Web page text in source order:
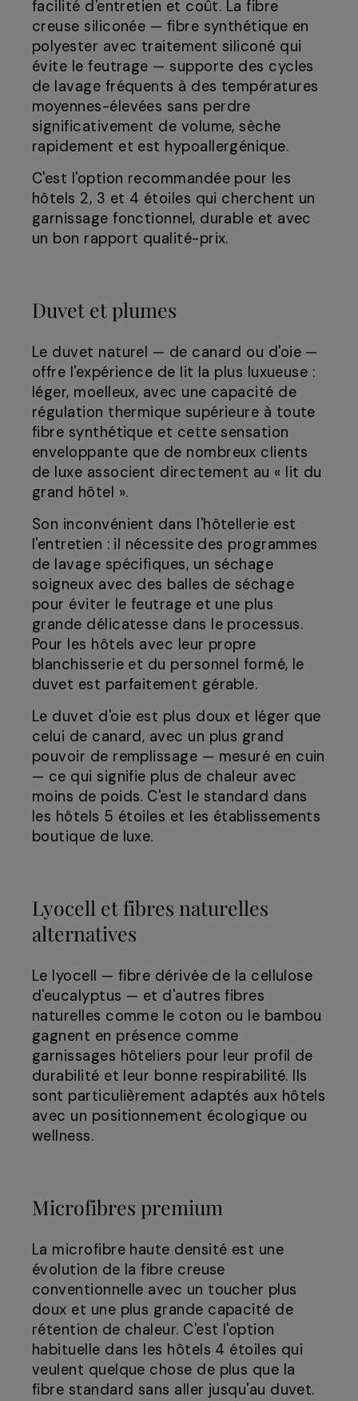
facilité d'entretien et coût. La fibre
creuse siliconée — fibre synthétique en
polyester avec traitement siliconé qui
évite le feutrage — supporte des cycles
de lavage fréquents à des températures
moyennes-élevées sans perdre
significativement de volume, sèche
rapidement et est hypoallergénique.
C'est l'option recommandée pour les
hôtels 2, 3 et 4 étoiles qui cherchent un
garnissage fonctionnel, durable et avec
un bon rapport qualité-prix.
Duvet et plumes
Le duvet naturel — de canard ou d'oie —
offre l'expérience de lit la plus luxueuse :
léger, moelleux, avec une capacité de
régulation thermique supérieure à toute
fibre synthétique et cette sensation
enveloppante que de nombreux clients
de luxe associent directement au « lit du
grand hôtel ».
Son inconvénient dans l'hôtellerie est
l'entretien : il nécessite des programmes
de lavage spécifiques, un séchage
soigneux avec des balles de séchage
pour éviter le feutrage et une plus
grande délicatesse dans le processus.
Pour les hôtels avec leur propre
blanchisserie et du personnel formé, le
duvet est parfaitement gérable.
Le duvet d'oie est plus doux et léger que
celui de canard, avec un plus grand
pouvoir de remplissage — mesuré en cuin
— ce qui signifie plus de chaleur avec
moins de poids. C'est le standard dans
les hôtels 5 étoiles et les établissements
boutique de luxe.
Lyocell et fibres naturelles
alternatives
Le lyocell — fibre dérivée de la cellulose
d'eucalyptus — et d'autres fibres
naturelles comme le coton ou le bambou
gagnent en présence comme
garnissages hôteliers pour leur profil de
durabilité et leur bonne respirabilité. Ils
sont particulièrement adaptés aux hôtels
avec un positionnement écologique ou
wellness.
Microfibres premium
La microfibre haute densité est une
évolution de la fibre creuse
conventionnelle avec un toucher plus
doux et une plus grande capacité de
rétention de chaleur. C'est l'option
habituelle dans les hôtels 4 étoiles qui
veulent quelque chose de plus que la
fibre standard sans aller jusqu'au duvet.